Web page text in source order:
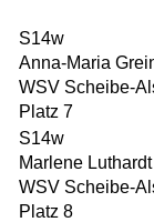
S14w
Anna-Maria
WSV Scheibe-
Platz 7
S14w
Marlene Luthardt
WSV Scheibe-
Platz 8